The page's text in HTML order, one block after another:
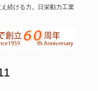
続ける力。日栄動力工業